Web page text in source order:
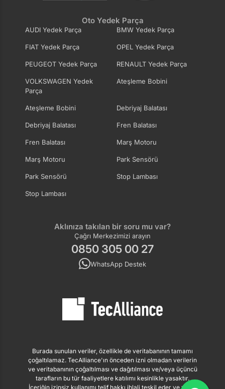
Oto Yedek Parça
AUDI Yedek Parça BMW Yedek Parça
FIAT Yedek Parça OPEL Yedek Parça
PEUGEOT Yedek Parça RENAULT Yedek Parça
VOLKSWAGEN Yedek
Parça
Ateşleme Bobini
Ateşleme Bobini Debriyaj Balatası
Debriyaj Balatası Fren Balatası
Fren Balatası Marş Motoru
Marş Motoru Park Sensörü
Park Sensörü Stop Lambası
Stop Lambası
Aklınıza takılan bir soru mu var?
Çağrı Merkezimizi arayın
0850 305 00 27
WhatsApp Destek
Burada sunulan veriler, özellikle de veritabanının tamamı
çoğaltılamaz. TecAlliance'ın önceden izni olmadan verilerin
ve veritabanının çoğaltılması ve dağıtılması ve/veya üçüncü
tarafların bu tür faaliyetlere katılımı kesinlikle yasaktır.
İçeriğin izinsiz kullanımı telif hakkı ihlali teşkil eder ve yasal